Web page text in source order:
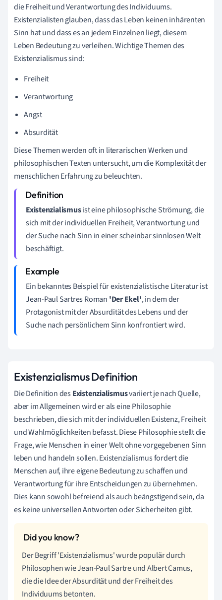
die Freiheit und Verantwortung des Individuums.
Existenzialisten glauben, dass das Leben keinen inhärenten
Sinn hat und dass es an jedem Einzelnen liegt, diesem
Leben Bedeutung zu verleihen. Wichtige Themen des
Existenzialismus sind:
Freiheit
Verantwortung
Angst
Absurdität
Diese Themen werden oft in literarischen Werken und
philosophischen Texten untersucht, um die Komplexität der
menschlichen Erfahrung zu beleuchten.
Existenzialismusist eine philosophische Strömung, die
sich mit der individuellen Freiheit, Verantwortung und
der Suche nach Sinn in einer scheinbar sinnlosen Welt
beschäftigt.
Ein bekanntes Beispiel für existenzialistische Literatur ist
Jean-Paul Sartres Roman 'Der Ekel', in dem der
Protagonist mit der Absurdität des Lebens und der
Suche nach persönlichem Sinn konfrontiert wird.
Existenzialismus Definition
Die Definition desExistenzialismusvariiert je nach Quelle,
aber im Allgemeinen wird er als eine Philosophie
beschrieben, die sich mit der individuellen Existenz, Freiheit
und Wahlmöglichkeiten befasst. Diese Philosophie stellt die
Frage, wie Menschen in einer Welt ohne vorgegebenen Sinn
leben und handeln sollen. Existenzialismus fordert die
Menschen auf, ihre eigene Bedeutung zu schaffen und
Verantwortung für ihre Entscheidungen zu übernehmen.
Dies kann sowohl befreiend als auch beängstigend sein, da
es keine universellen Antworten oder Sicherheiten gibt.
Der Begriff 'Existenzialismus' wurde populär durch
Philosophen wie Jean-Paul Sartre und Albert Camus,
die die Idee der Absurdität und der Freiheit des
Individuums betonten.